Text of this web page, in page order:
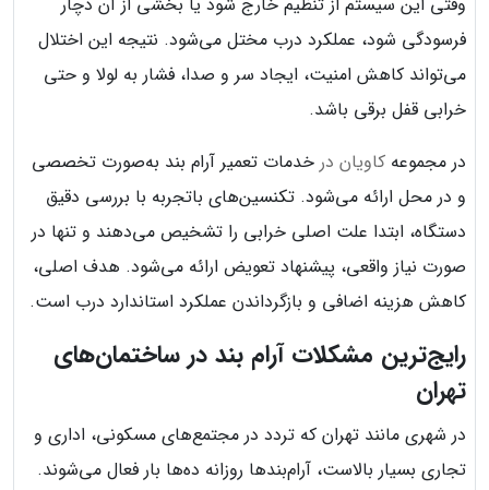
فرسودگی شود، عملکرد درب مختل می‌شود. نتیجه این اختلال
می‌تواند کاهش امنیت، ایجاد سر و صدا، فشار به لولا و حتی
خرابی قفل برقی باشد.
در مجموعه کاویان در خدمات تعمیر آرام بند به‌صورت تخصصی
و در محل ارائه می‌شود. تکنسین‌های باتجربه با بررسی دقیق
دستگاه، ابتدا علت اصلی خرابی را تشخیص می‌دهند و تنها در
صورت نیاز واقعی، پیشنهاد تعویض ارائه می‌شود. هدف اصلی،
کاهش هزینه اضافی و بازگرداندن عملکرد استاندارد درب است.
رایج‌ترین مشکلات آرام بند در ساختمان‌های
تهران
در شهری مانند تهران که تردد در مجتمع‌های مسکونی، اداری و
تجاری بسیار بالاست، آرام‌بندها روزانه ده‌ها بار فعال می‌شوند.